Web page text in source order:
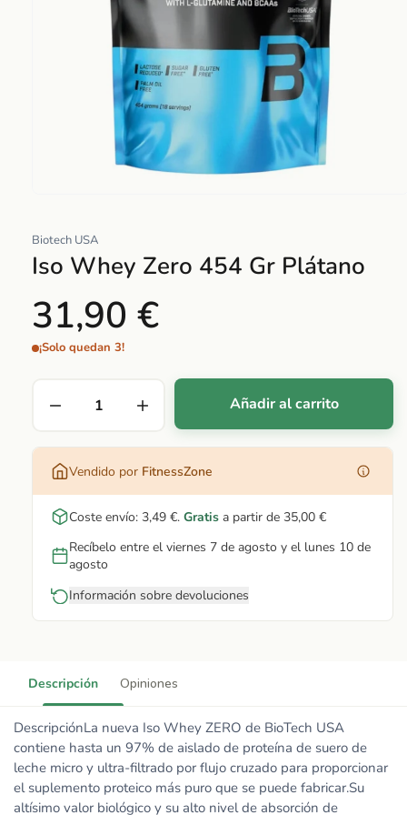
multimedia
1
una
ventana
modal
Biotech USA
Iso Whey Zero 454 Gr Plátano
31,90 €
¡Solo quedan 3!
Añadir al carrito
Vendido por FitnessZone
Coste envío: 3,49 €. Gratis a partir de 35,00 €
Recíbelo entre el viernes 7 de agosto y el lunes 10 de
agosto
Información sobre devoluciones
Descripción Opiniones
DescripciónLa nueva Iso Whey ZERO de BioTech USA
contiene hasta un 97% de aislado de proteína de suero de
leche micro y ultra-filtrado por flujo cruzado para proporcionar
el suplemento proteico más puro que se puede fabricar.Su
altísimo valor biológico y su alto nivel de absorción de